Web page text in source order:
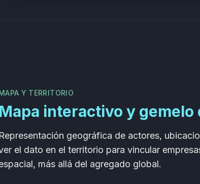
Y TERRITORIO
Mapa interactivo y gemelo
Representación geográfica de actores,
el dato en el territorio para vincular
más allá del agregado global.